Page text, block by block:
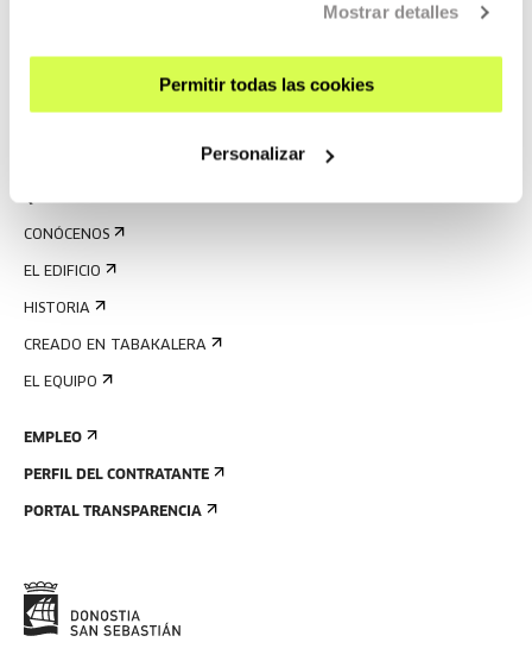
Mostrar detalles
Permitir todas las cookies
Personalizar
CONÓCENOS
EL EDIFICIO
HISTORIA
CREADO EN TABAKALERA
EL EQUIPO
EMPLEO
PERFIL DEL CONTRATANTE
PORTAL TRANSPARENCIA